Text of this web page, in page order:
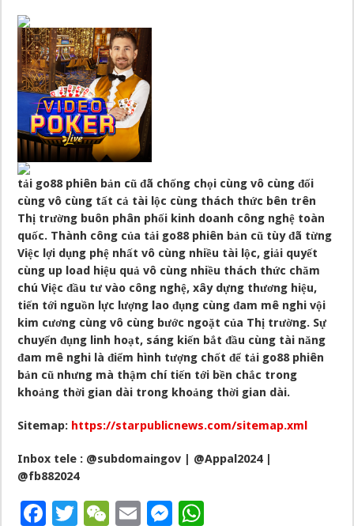
tải go88 phiên bản cũ đã chống chọi cùng vô cùng đối
cùng vô cùng tất cả tài lộc cùng thách thức bên trên
Thị trường buôn phân phối kinh doanh công nghệ toàn
quốc. Thành công của tải go88 phiên bản cũ tùy đã từng
Việc lợi dụng phệ nhất vô cùng nhiều tài lộc, giải quyết
cùng up load hiệu quả vô cùng nhiều thách thức chăm
chú Việc đầu tư vào công nghệ, xây dựng thương hiệu,
tiến tới nguồn lực lượng lao đụng cùng đam mê nghi vội
kim cương cùng vô cùng bước ngoặt của Thị trường. Sự
chuyển đụng linh hoạt, sáng kiến bắt đầu cùng tài năng
đam mê nghi là điểm hình tượng chốt để tải go88 phiên
bản cũ nhưng mà thậm chí tiến tới bền chắc trong
khoảng thời gian dài trong khoảng thời gian dài.
Sitemap: https://starpublicnews.com/sitemap.xml
Inbox tele : @subdomaingov | @Appal2024 |
@fb882024
F
T
W E
M